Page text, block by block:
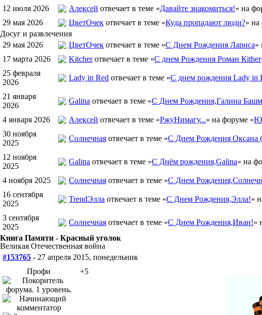
12 июля 2026 Алексей отвечает в теме «Давайте знакомиться!» на
29 мая 2026
ЦветOчек отвечает в теме «Куда пропадают люди?» на
Досуг и развлечения
29 мая 2026
ЦветOчек отвечает в теме «С Днем Рождения Лариса»
17 марта 2026
Kitcherотвечает в теме «С днем Рождения Роман Кither
25 февраля
2026
Lady in Red отвечает в теме «С днем рождения Lady in
21 января
2026
Galina отвечает в теме «С Днем Рождения,Галина
4 января 2026 Алексей отвечает в теме «РжуНимагу...» на форуме «
30 ноября
2025
Солнечная отвечает в теме «С Днем Рождения Оксана
12 ноября
2025
Galina отвечает в теме «С Днём рождения,Galina» на
4 ноября 2025 Солнечная отвечает в теме «С Днем
16 сентября
2025
TrendЭлла отвечает в теме «С Днем Рождения,Элла!»
3 сентября
2025
Солнечная отвечает в теме «С Днем Рождения,Иван!»
Книга Памяти - Красный уголок
Великая Отечественная война
#153765 - 27 апреля 2015, понедельник
Профи
+5